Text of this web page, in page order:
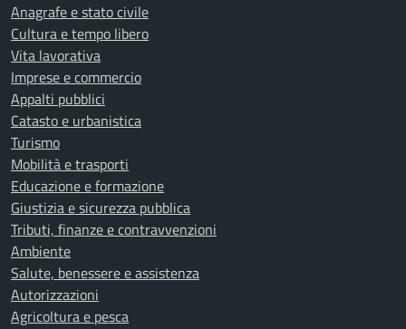
Anagrafe e stato civile
Cultura e tempo libero
Vita lavorativa
Imprese e commercio
Appalti pubblici
Catasto e urbanistica
Turismo
Mobilità e trasporti
Educazione e formazione
Giustizia e sicurezza pubblica
Tributi, finanze e contravvenzioni
Ambiente
Salute, benessere e assistenza
Autorizzazioni
Agricoltura e pesca